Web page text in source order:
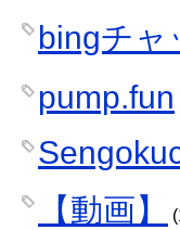
bingチャ
pump.fun
【動画】